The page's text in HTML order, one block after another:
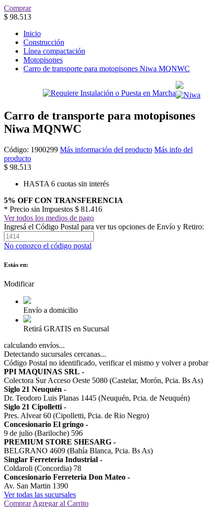
Comprar
$ 98.513
Inicio
Construcción
Línea compactación
Motopisones
Carro de transporte para motopisones Niwa MQNWC
Carro de transporte para motopisones
Niwa MQNWC
Código: 1900299 Más información del producto Más info del
producto
$ 98.513
HASTA 6 cuotas sin interés
5% OFF CON TRANSFERENCIA
* Precio sin Impuestos $ 81.416
Ver todos los medios de pago
Ingresá el Código Postal para ver tus opciones de Envío y Retiro:
No conozco el código postal
Estás en:
Modificar
Envío a domicilio
Retirá GRATIS en Sucursal
calculando envíos...
Detectando sucursales cercanas...
Código Postal no identificado, verificar el mismo y volver a probar
PPI MAQUINAS SRL -
Colectora Sur Acceso Oeste 5080 (Castelar, Morón, Pcia. Bs As)
Siglo 21 Neuquén -
Dr. Teodoro Luis Planas 1445 (Neuquén, Pcia. de Neuquén)
Siglo 21 Cipolletti -
Pres. Alvear 60 (Cipolletti, Pcia. de Rio Negro)
Concesionario El gringo -
9 de julio (Bariloche) 596
PREMIUM STORE SHESARG -
BELGRANO 4609 (Bahía Blanca, Pcia. Bs As)
Singlar Ferretería Industrial -
Coldaroli (Concordia) 78
Concesionario Ferreteria Don Mateo -
Av. San Martin 1390
Ver todas las sucursales
Comprar Agregar al Carrito